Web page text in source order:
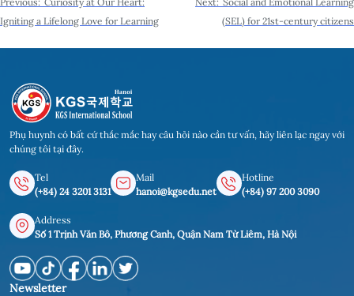
navigation
Igniting a Lifelong Love for Learning
(SEL) for 21st-century citizens
Phụ huynh có bất cứ thắc mắc hay câu hỏi nào cần tư vấn, hãy liên lạc ngay với
chúng tôi tại đây.
Tel
(+84) 24 3201 3131
Mail
hanoi@kgsedu.net
Hotline
(+84) 97 200 3090
Address
Số 1 Trịnh Văn Bô, Phương Canh, Quận Nam Từ Liêm, Hà Nội
Newsletter